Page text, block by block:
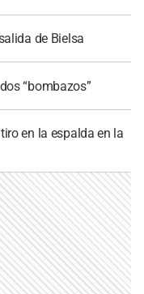
de Bielsa
“bombazos”
en la espalda en la